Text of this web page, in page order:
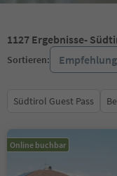
1127 Ergebnisse-
Sortieren:
Südtirol Guest Pass
Online buchbar